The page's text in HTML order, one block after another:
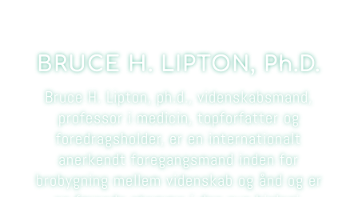
BRUCE H. LIPTON, Ph.D.
Bruce H. Lipton, ph.d., videnskabsmand,
professor i medicin, topforfatter og
foredragsholder, er en internationalt
anerkendt foregangsmand inden for
brobygning mellem videnskab og ånd og er